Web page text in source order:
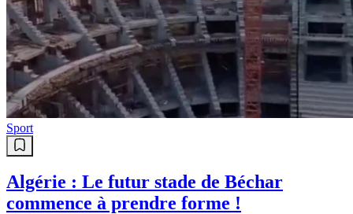
Sport
ARG : Le ballon de la «main de
Maradona» vaut de l’or